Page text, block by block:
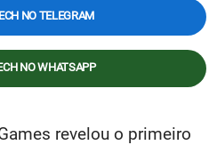
NO TELEGRAM
NO WHATSAPP
revelou o primeiro